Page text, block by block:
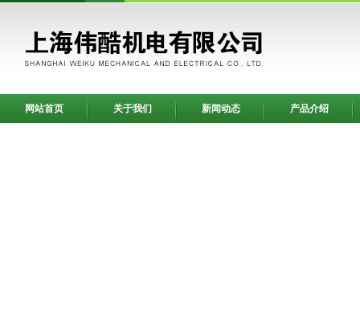
网站首页 关于我们 新闻动态 产品介绍